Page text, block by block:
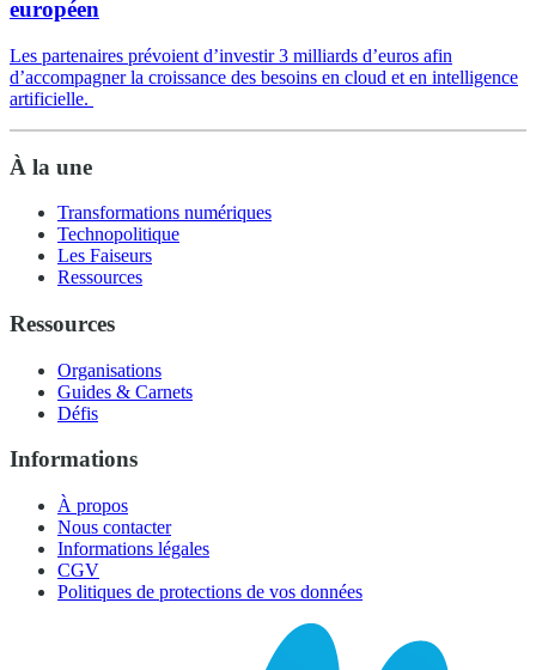
européen
Les partenaires prévoient d’investir 3 milliards d’euros afin
d’accompagner la croissance des besoins en cloud et en intelligence
artificielle.
À la une
Transformations numériques
Technopolitique
Les Faiseurs
Ressources
Ressources
Organisations
Guides & Carnets
Défis
Informations
À propos
Nous contacter
Informations légales
CGV
Politiques de protections de vos données